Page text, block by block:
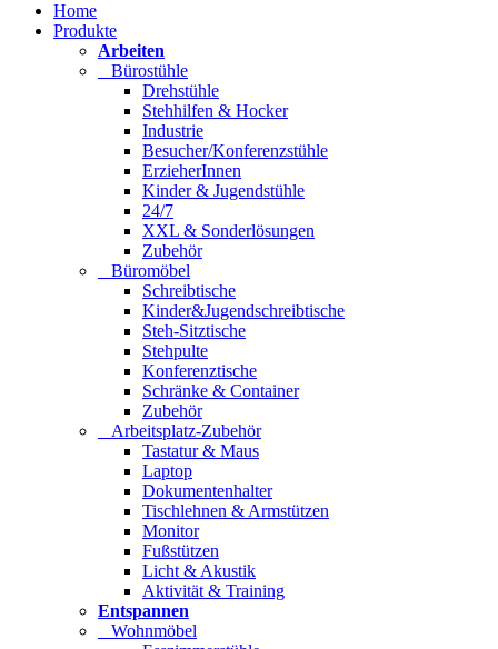
Home
Produkte
Arbeiten
Bürostühle
Drehstühle
Stehhilfen & Hocker
Industrie
Besucher/Konferenzstühle
ErzieherInnen
Kinder & Jugendstühle
24/7
XXL & Sonderlösungen
Zubehör
Büromöbel
Schreibtische
Kinder&Jugendschreibtische
Steh-Sitztische
Stehpulte
Konferenztische
Schränke & Container
Zubehör
Arbeitsplatz-Zubehör
Tastatur & Maus
Laptop
Dokumentenhalter
Tischlehnen & Armstützen
Monitor
Fußstützen
Licht & Akustik
Aktivität & Training
Entspannen
Wohnmöbel